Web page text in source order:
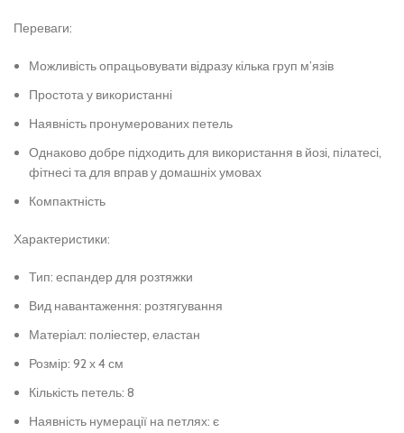
Переваги:
Можливість опрацьовувати відразу кілька груп м’язів
Простота у використанні
Наявність пронумерованих петель
Однаково добре підходить для використання в йозі, пілатесі,
фітнесі та для вправ у домашніх умовах
Компактність
Характеристики:
Тип: еспандер для розтяжки
Вид навантаження: розтягування
Матеріал: поліестер, еластан
Розмір: 92 х 4 см
Кількість петель: 8
Наявність нумерації на петлях: є